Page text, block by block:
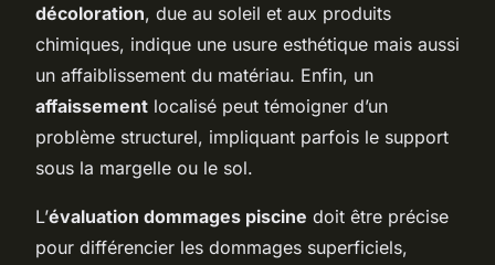
décoloration, due au soleil et aux produits
chimiques, indique une usure esthétique mais aussi
un affaiblissement du matériau. Enfin, un
affaissement localisé peut témoigner d’un
problème structurel, impliquant parfois le support
sous la margelle ou le sol.
L’évaluation dommages piscine doit être précise
pour différencier les dommages superficiels,